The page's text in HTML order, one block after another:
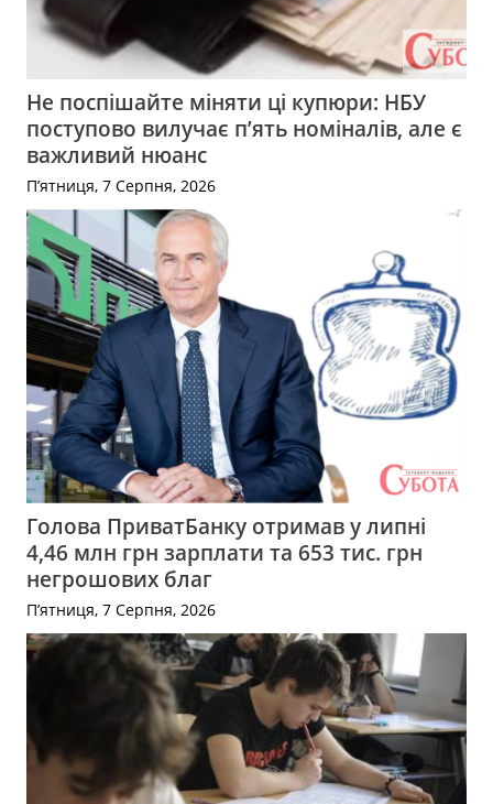
Не поспішайте міняти ці купюри: НБУ
поступово вилучає п’ять номіналів, але є
важливий нюанс
П’ятниця, 7 Серпня, 2026
Голова ПриватБанку отримав у липні
4,46 млн грн зарплати та 653 тис. грн
негрошових благ
П’ятниця, 7 Серпня, 2026